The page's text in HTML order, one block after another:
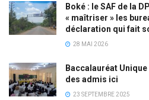
Boké : le SAF de la
« maîtriser » les
déclaration qui fait
28 MAI 2026
Baccalauréat
des admis ici
23 SEPTEMBRE 2025